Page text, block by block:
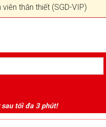
thân thiết (SGD-VIP)
tối đa 3 phút!